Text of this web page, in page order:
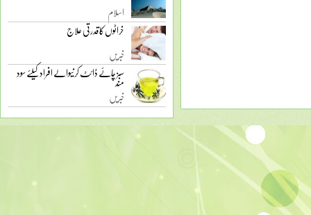
اسلام
خراٹوں کا قدرتی علاج
خبریں
سبز چائے ڈائٹ کرنیوالے افراد کیلئے سود
مند
خبریں